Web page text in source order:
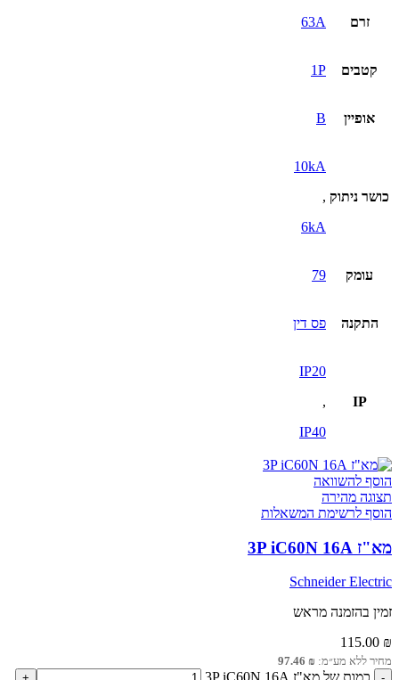
זרם 63A
קטבים 1P
אופיין B
כושר ניתוק
10kA
,
6kA
עומק 79
התקנה פס דין
IP
IP20
,
IP40
הוסף להשוואה
תצוגה מהירה
הוסף לרשימת המשאלות
מא"ז 3P iC60N 16A
Schneider Electric
זמין בהזמנה מראש
115.00 ₪
מחיר ללא מע״מ: 97.46 ₪